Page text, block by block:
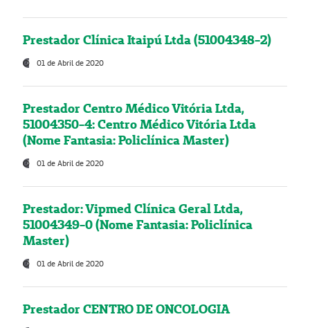
Prestador Clínica Itaipú Ltda (51004348-2)
01 de Abril de 2020
Prestador Centro Médico Vitória Ltda,
51004350-4: Centro Médico Vitória Ltda
(Nome Fantasia: Policlínica Master)
01 de Abril de 2020
Prestador: Vipmed Clínica Geral Ltda,
51004349-0 (Nome Fantasia: Policlínica
Master)
01 de Abril de 2020
Prestador CENTRO DE ONCOLOGIA